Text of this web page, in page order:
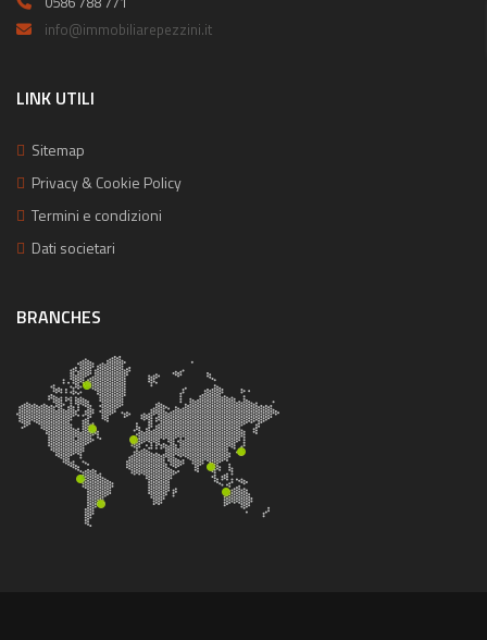
info@immobiliarepezzini.it
LINK UTILI
Sitemap
Privacy & Cookie Policy
Termini e condizioni
Dati societari
BRANCHES